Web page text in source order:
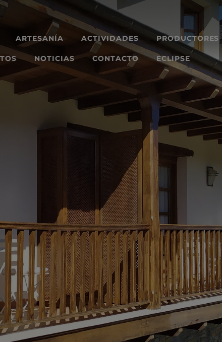
ARTESANÍA ACTIVIDADES PRODUCTORES
NOTICIAS CONTACTO ECLIPSE